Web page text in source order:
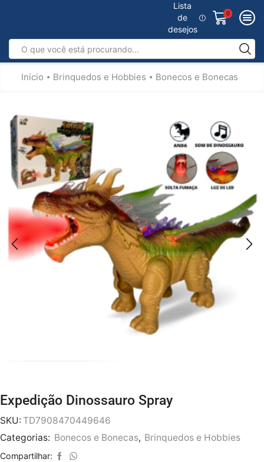
Lista
de
desejos
0
Início • Brinquedos e Hobbies • Bonecos e Bonecas
Expedição Dinossauro Spray
SKU: TD7908470449646
Categorias: Bonecos e Bonecas, Brinquedos e Hobbies
Compartilhar: